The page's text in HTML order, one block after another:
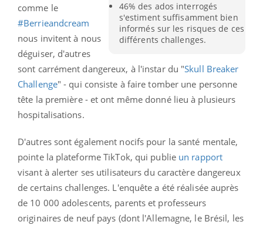
46% des ados interrogés
s'estiment suffisamment bien
informés sur les risques de ces
différents challenges.
comme le
#Berrieandcream
nous invitent à nous
déguiser, d'autres
sont carrément dangereux, à l'instar du "Skull Breaker
Challenge" - qui consiste à faire tomber une personne
tête la première - et ont même donné lieu à plusieurs
hospitalisations.
D'autres sont également nocifs pour la santé mentale,
pointe la plateforme TikTok, qui publieun rapport
visant à alerter ses utilisateurs du caractère dangereux
de certains challenges. L'enquête a été réalisée auprès
de 10 000 adolescents, parents et professeurs
originaires de neuf pays (dont l'Allemagne, le Brésil, les